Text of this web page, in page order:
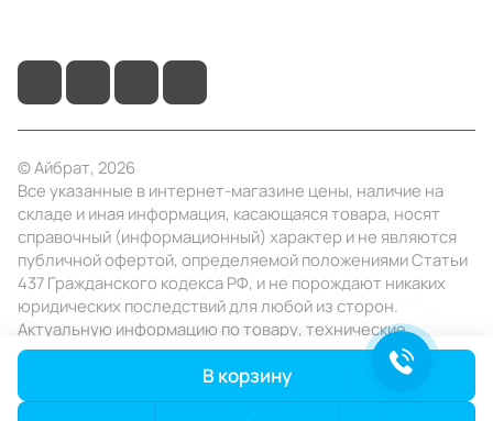
В корзину
© Айбрат, 2026
Все указанные в интернет-магазине цены, наличие на
складе и иная информация, касающаяся товара, носят
справочный (информационный) характер и не являются
публичной офертой, определяемой положениями Статьи
437 Гражданского кодекса РФ, и не порождают никаких
юридических последствий для любой из сторон.
Актуальную информацию по товару, технические
характеристики уточняйте в отделе продаж в день
Конфиденциальность
Оферта